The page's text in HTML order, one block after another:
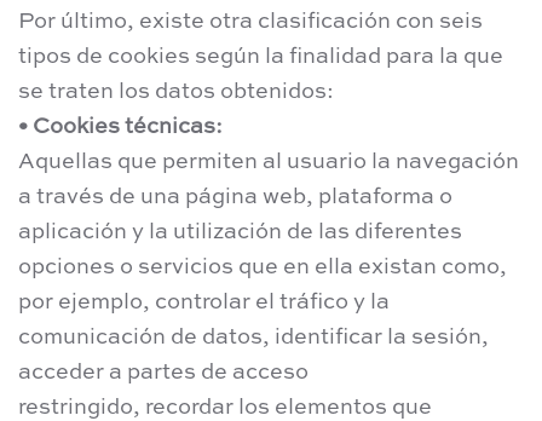
Por último, existe otra clasificación con seis
tipos de cookies según la finalidad para la que
se traten los datos obtenidos:
• Cookies técnicas:
Aquellas que permiten al usuario la navegación
a través de una página web, plataforma o
aplicación y la utilización de las diferentes
opciones o servicios que en ella existan como,
por ejemplo, controlar el tráfico y la
comunicación de datos, identificar la sesión,
acceder a partes de acceso
restringido, recordar los elementos que